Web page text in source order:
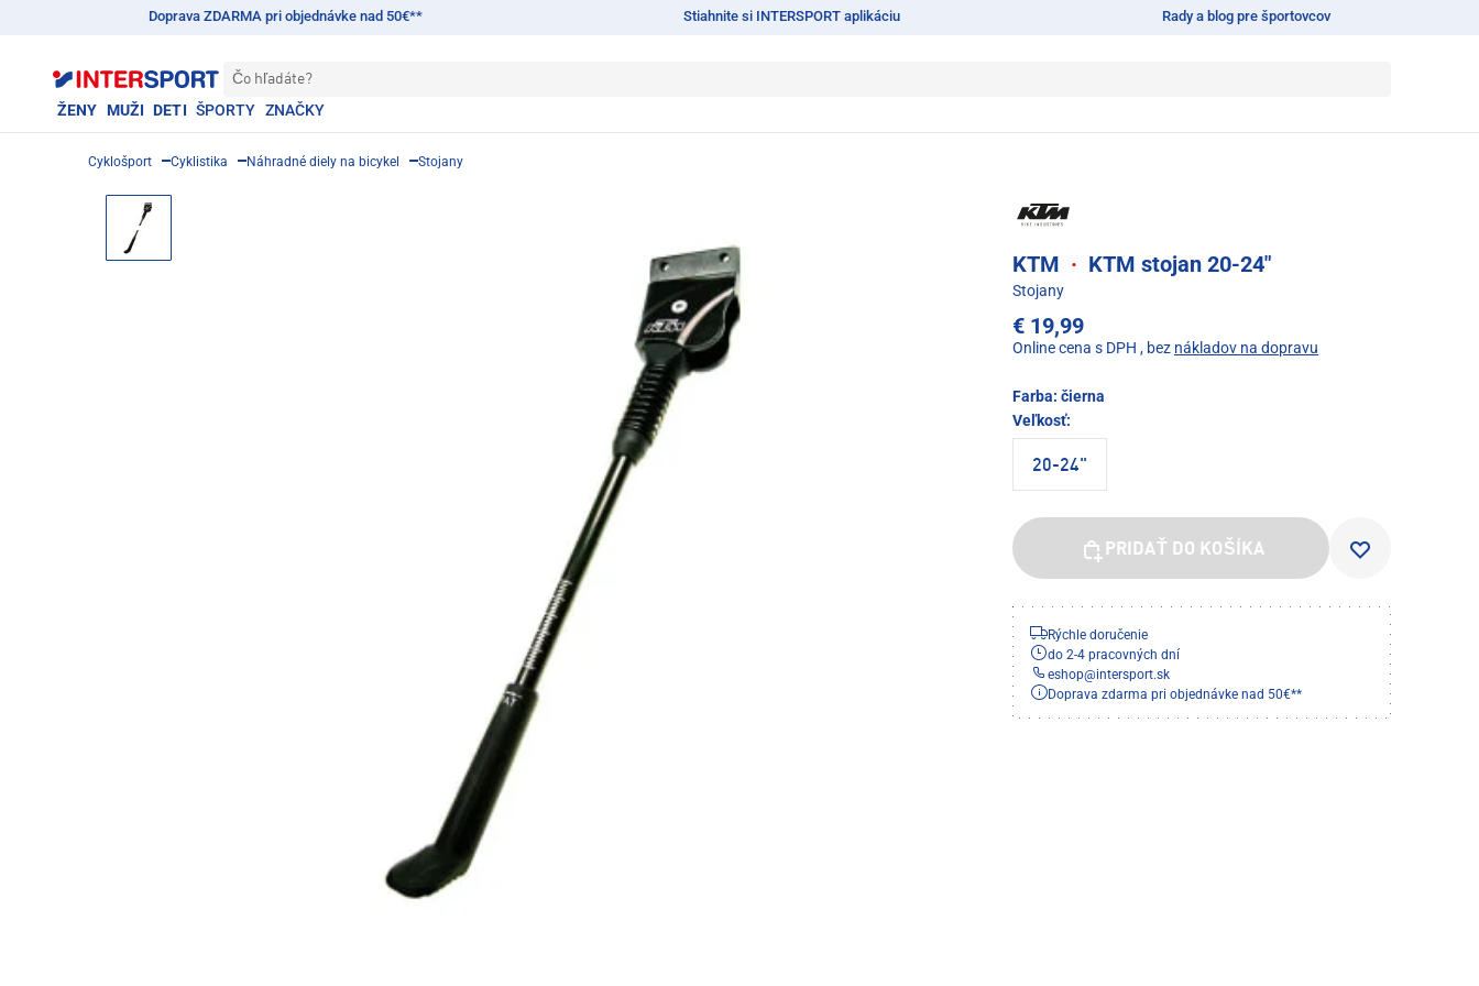
Doprava ZDARMA pri objednávke nad 50€** Stiahnite si INTERSPORT aplikáciu Rady a blog pre športovcov
Čo hľadáte?
ŽENY MUŽI DETI ŠPORTY ZNAČKY
Cyklošport Cyklistika Náhradné diely na bicykel Stojany
KTM · KTM stojan 20-24"
Stojany
€ 19,99
Online cena s DPH , bez nákladov na dopravu
Farba: čierna
Veľkosť:
20-24"
PRIDAŤ DO KOŠÍKA
Rýchle doručenie
do 2-4 pracovných dní
eshop@intersport.sk
Doprava zdarma pri objednávke nad 50€**